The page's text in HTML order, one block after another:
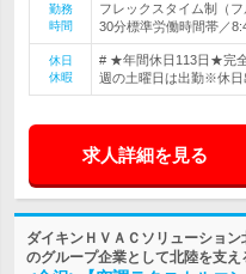
勤務
時間
フレックスタイム制（
30分標準労働時間帯／
休日
休暇
# ★年間休日113日★完
週の土曜日は出勤※休日
求人詳細を見る
ダイキンＨＶＡＣソリューション
のグループ企業として北陸を支え